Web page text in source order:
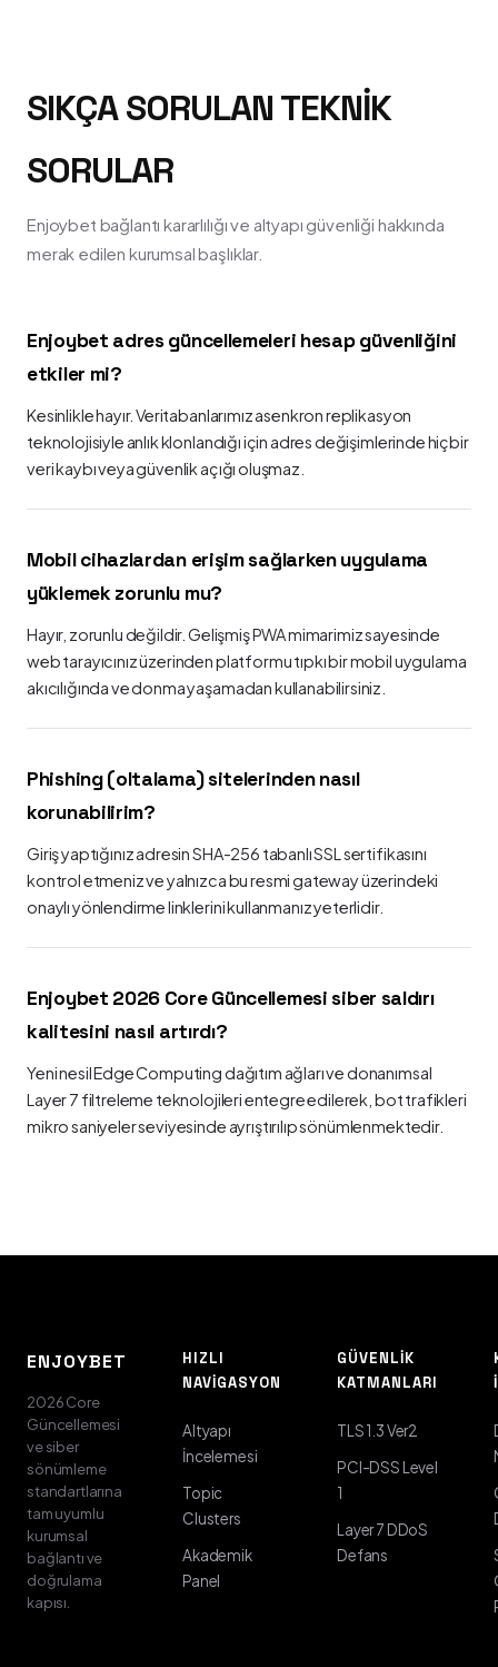
SIKÇA SORULAN TEKNIK
SORULAR
Enjoybet bağlantı kararlılığı ve altyapı güvenliği hakkında
merak edilen kurumsal başlıklar.
Enjoybet adres güncellemeleri hesap güvenliğini
etkiler mi?
Kesinlikle hayır. Veritabanlarımız asenkron replikasyon
teknolojisiyle anlık klonlandığı için adres değişimlerinde hiçbir
veri kaybı veya güvenlik açığı oluşmaz.
Mobil cihazlardan erişim sağlarken uygulama
yüklemek zorunlu mu?
Hayır, zorunlu değildir. Gelişmiş PWA mimarimiz sayesinde
web tarayıcınız üzerinden platformu tıpkı bir mobil uygulama
akıcılığında ve donma yaşamadan kullanabilirsiniz.
Phishing (oltalama) sitelerinden nasıl
korunabilirim?
Giriş yaptığınız adresin SHA-256 tabanlı SSL sertifikasını
kontrol etmeniz ve yalnızca bu resmi gateway üzerindeki
onaylı yönlendirme linklerini kullanmanız yeterlidir.
Enjoybet 2026 Core Güncellemesi siber saldırı
kalitesini nasıl artırdı?
Yeni nesil Edge Computing dağıtım ağları ve donanımsal
Layer 7 filtreleme teknolojileri entegre edilerek, bot trafikleri
mikro saniyeler seviyesinde ayrıştırılıp sönümlenmektedir.
ENJOYBET
2026 Core
Güncellemesi
ve siber
sönümleme
standartlarına
tam uyumlu
kurumsal
bağlantı ve
doğrulama
kapısı.
HIZLI
NAVIGASYON
Altyapı
İncelemesi
Topic
Clusters
Akademik
Panel
GÜVENLIK
KATMANLARI
TLS 1.3 Ver2
PCI-DSS Level
1
Layer 7 DDoS
Defans